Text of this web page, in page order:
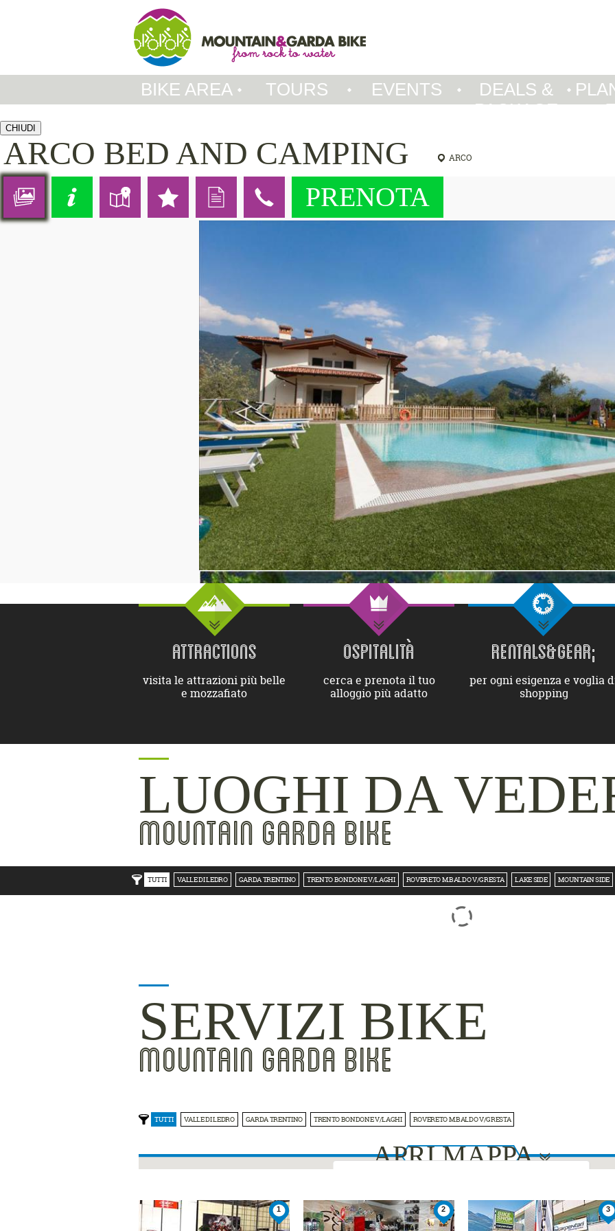
BIKE AREA TOURS EVENTS
DEALS &
PACKAGE
CHIUDI
ARCO BED AND CAMPING ARCO
PRENOTA
ATTRACTIONS
visita le attrazioni più belle
e mozzafiato
OSPITALITÀ
cerca e prenota il tuo
alloggio più adatto
RENTALS&GEAR;
per ogni esigenza e voglia
shopping
LUOGHI DA
MOUNTAIN GARDA BIKE
TUTTI VALLE DI LEDRO GARDA TRENTINO TRENTO BONDONE V/LAGHI ROVERETO M.BALDO V/GRESTA LAKE SIDE MOUNTAIN SIDE
SERVIZI BIKE
MOUNTAIN GARDA BIKE
TUTTI VALLE DI LEDRO GARDA TRENTINO TRENTO BONDONE V/LAGHI ROVERETO M.BALDO V/GRESTA
APRI MAPPA
This page can't load Google Maps correctly.
1 2 3